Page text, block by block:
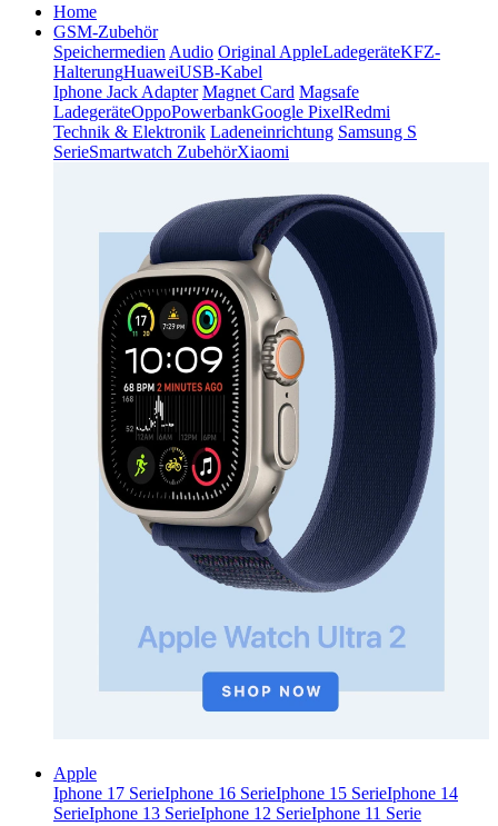
Home
GSM-Zubehör
Speichermedien Audio Original AppleLadegeräteKFZ-
HalterungHuaweiUSB-Kabel
Iphone Jack Adapter Magnet Card Magsafe
LadegeräteOppoPowerbankGoogle PixelRedmi
Technik & Elektronik Ladeneinrichtung Samsung S
SerieSmartwatch ZubehörXiaomi
Apple
Iphone 17 SerieIphone 16 SerieIphone 15 SerieIphone 14
SerieIphone 13 SerieIphone 12 SerieIphone 11 Serie